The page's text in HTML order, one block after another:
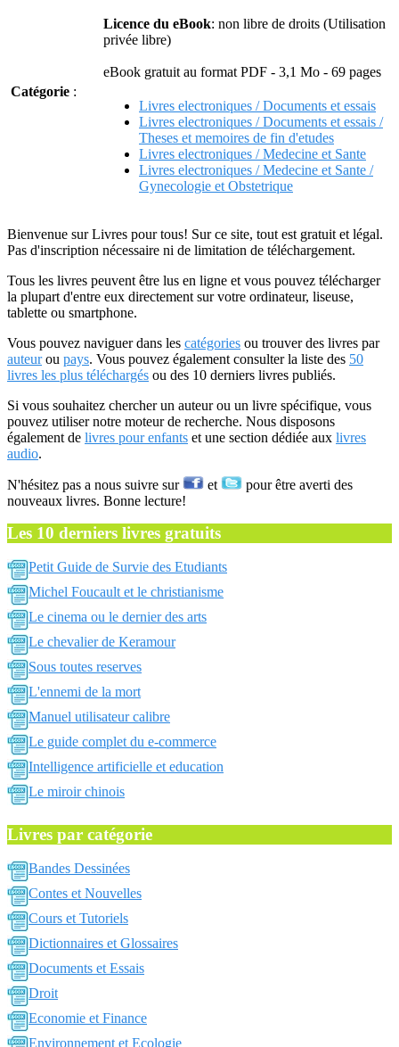
Licence du eBook: non libre de droits (Utilisation
privée libre)
eBook gratuit au format PDF - 3,1 Mo - 69 pages
Catégorie :
Livres electroniques / Documents et essais
Livres electroniques / Documents et essais /
Theses et memoires de fin d'etudes
Livres electroniques / Medecine et Sante
Livres electroniques / Medecine et Sante /
Gynecologie et Obstetrique
Bienvenue sur Livres pour tous! Sur ce site, tout est gratuit et légal.
Pas d'inscription nécessaire ni de limitation de téléchargement.
Tous les livres peuvent être lus en ligne et vous pouvez télécharger
la plupart d'entre eux directement sur votre ordinateur, liseuse,
tablette ou smartphone.
Vous pouvez naviguer dans les catégories ou trouver des livres par
auteurou pays. Vous pouvez également consulter la liste des 50
livres les plus téléchargés ou des 10 derniers livres publiés.
Si vous souhaitez chercher un auteur ou un livre spécifique, vous
pouvez utiliser notre moteur de recherche. Nous disposons
également de livres pour enfants et une section dédiée aux livres
audio.
N'hésitez pas a nous suivre sur et
pour être averti des
nouveaux livres. Bonne lecture!
Les 10 derniers livres gratuits
Petit Guide de Survie des Etudiants
Michel Foucault et le christianisme
Le cinema ou le dernier des arts
Le chevalier de Keramour
Sous toutes reserves
L'ennemi de la mort
Manuel utilisateur calibre
Le guide complet du e-commerce
Intelligence artificielle et education
Le miroir chinois
Livres par catégorie
Bandes Dessinées
Contes et Nouvelles
Cours et Tutoriels
Dictionnaires et Glossaires
Documents et Essais
Droit
Economie et Finance
Environnement et Ecologie